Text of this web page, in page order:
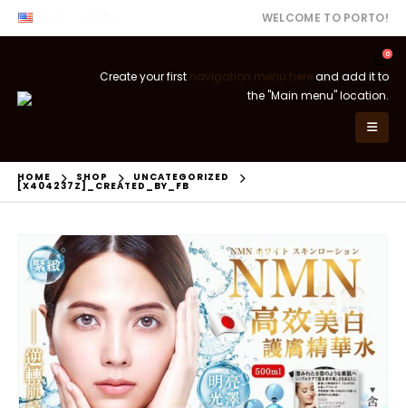
WELCOME TO PORTO!
0
Create your first navigation menu hereand add it to
the "Main menu" location.
HOME SHOP UNCATEGORIZED
[X404237Z]_CREATED_BY_FB